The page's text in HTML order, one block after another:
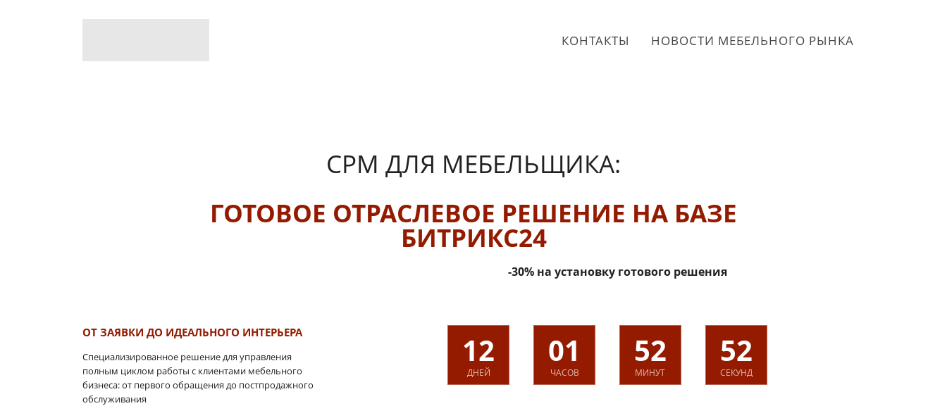
КОНТАКТЫ НОВОСТИ МЕБЕЛЬНОГО РЫНКА
СРМ ДЛЯ МЕБЕЛЬЩИКА:
ГОТОВОЕ ОТРАСЛЕВОЕ РЕШЕНИЕ НА БАЗЕ
БИТРИКС24
-30% на установку готового решения
ОТ ЗАЯВКИ ДО ИДЕАЛЬНОГО ИНТЕРЬЕРА
Специализированное решение для управления
полным циклом работы с клиентами мебельного
бизнеса: от первого обращения до постпродажного
обслуживания
12
ДНЕЙ
01
ЧАСОВ
52
МИНУТ
52
СЕКУНД